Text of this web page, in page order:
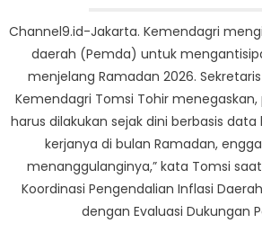
Channel9.id-Jakarta. Kemendagri
daerah (Pemda) untuk
menjelang Ramadan 2026.
Kemendagri Tomsi Tohir
harus dilakukan sejak dini berbasis data
kerjanya di bulan Ramadan,
menanggulanginya,” kata Tomsi
Koordinasi Pengendalian Inflasi
dengan Evaluasi Dukungan